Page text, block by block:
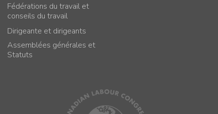
Fédérations du travail et
conseils du travail
Dirigeante et dirigeants
Assemblées générales et
Statuts